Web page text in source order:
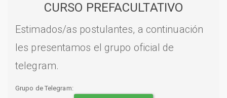
CURSO PREFACULTATIVO
Estimados/as postulantes, a continuación
les presentamos el grupo oficial de
telegram.
Grupo de Telegram: